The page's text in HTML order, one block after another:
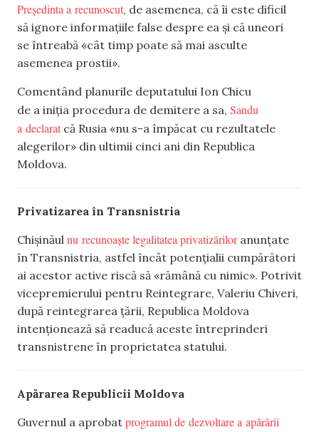
Președinta a recunoscut, de asemenea, că îi este dificil
să ignore informațiile false despre ea și că uneori
se întreabă «cât timp poate să mai asculte
asemenea prostii».
Comentând planurile deputatului Ion Chicu
de a iniția procedura de demitere a sa, Sandu
a declarat că Rusia «nu s-a împăcat cu rezultatele
alegerilor» din ultimii cinci ani din Republica
Moldova.
Privatizarea în Transnistria
Chișinăul nu recunoaște legalitatea privatizăriloranunțate
în Transnistria, astfel încât potențialii cumpărători
ai acestor active riscă să «rămână cu nimic». Potrivit
vicepremierului pentru Reintegrare, Valeriu Chiveri,
după reintegrarea țării, Republica Moldova
intenționează să readucă aceste întreprinderi
transnistrene în proprietatea statului.
Apărarea Republicii Moldova
Guvernul a aprobat programul de dezvoltare a apărării